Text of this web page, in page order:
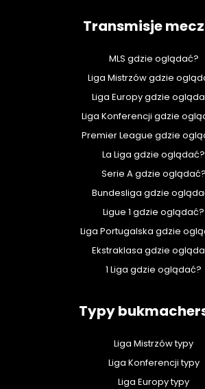
Transmisje
MLS gdzie oglądać?
Liga Mistrzów gdzie
Liga Europy gdzie
Liga Konferencji gdzie
Premier League gdzie
La Liga gdzie oglądać?
Serie A gdzie oglądać?
Bundesliga gdzie
Ligue 1 gdzie oglądać?
Liga Portugalska gdzie
Ekstraklasa gdzie
1 Liga gdzie oglądać?
Typy
Liga Mistrzów typy
Liga Konferencji typy
Liga Europy typy